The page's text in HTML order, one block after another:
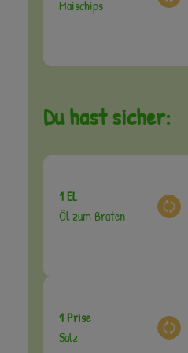
Maischips
Du hast sicher:
1 EL
Öl zum Braten
1 Prise
Salz